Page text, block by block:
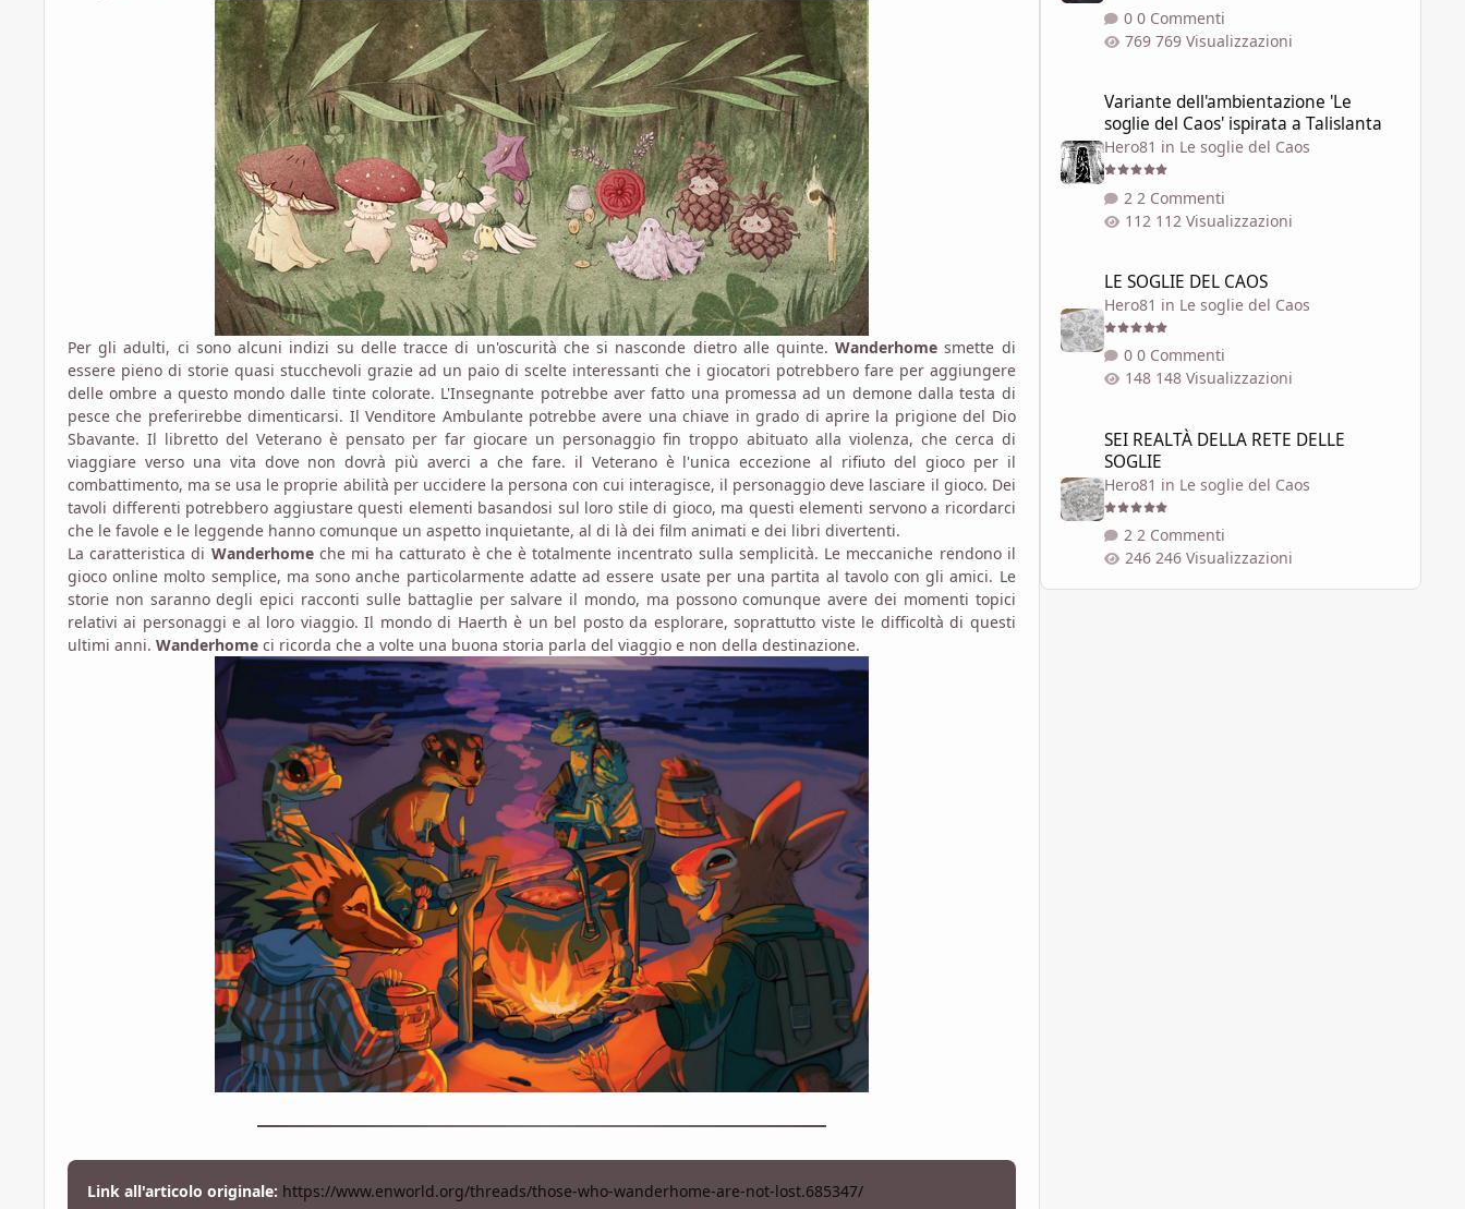
Per gli adulti, ci sono alcuni indizi su delle tracce di un'oscurità che si nasconde dietro alle quinte.Wanderhomesmette di
essere pieno di storie quasi stucchevoli grazie ad un paio di scelte interessanti che i giocatori potrebbero fare per aggiungere
delle ombre a questo mondo dalle tinte colorate. L'Insegnante potrebbe aver fatto una promessa ad un demone dalla testa di
pesce che preferirebbe dimenticarsi. Il Venditore Ambulante potrebbe avere una chiave in grado di aprire la prigione del Dio
Sbavante. Il libretto del Veterano è pensato per far giocare un personaggio fin troppo abituato alla violenza, che cerca di
viaggiare verso una vita dove non dovrà più averci a che fare. il Veterano è l'unica eccezione al rifiuto del gioco per il
combattimento, ma se usa le proprie abilità per uccidere la persona con cui interagisce, il personaggio deve lasciare il gioco. Dei
tavoli differenti potrebbero aggiustare questi elementi basandosi sul loro stile di gioco, ma questi elementi servono a ricordarci
che le favole e le leggende hanno comunque un aspetto inquietante, al di là dei film animati e dei libri divertenti.
La caratteristica di Wanderhome che mi ha catturato è che è totalmente incentrato sulla semplicità. Le meccaniche rendono il
gioco online molto semplice, ma sono anche particolarmente adatte ad essere usate per una partita al tavolo con gli amici. Le
storie non saranno degli epici racconti sulle battaglie per salvare il mondo, ma possono comunque avere dei momenti topici
relativi ai personaggi e al loro viaggio. Il mondo di Haerth è un bel posto da esplorare, soprattutto viste le difficoltà di questi
ultimi anni. Wanderhome ci ricorda che a volte una buona storia parla del viaggio e non della destinazione.
Link all'articolo originale: https://www.enworld.org/threads/those-who-wanderhome-are-not-lost.685347/
0 Commenti
769 Visualizzazioni
Variante dell'ambientazione 'Le
soglie del Caos' ispirata a Talislanta
Hero81 in Le soglie del Caos
2 Commenti
112 Visualizzazioni
LE SOGLIE DEL CAOS
Hero81 in Le soglie del Caos
0 Commenti
148 Visualizzazioni
SEI REALTÀ DELLA RETE DELLE
SOGLIE
Hero81 in Le soglie del Caos
2 Commenti
246 Visualizzazioni